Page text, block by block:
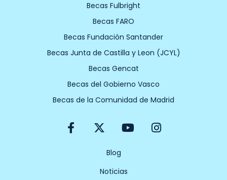
Becas Fulbright
Becas FARO
Becas Fundación Santander
Becas Junta de Castilla y Leon (JCYL)
Becas Gencat
Becas del Gobierno Vasco
Becas de la Comunidad de Madrid
F
a
X
-
w
i
Y
o
u
I
n
Blog
Noticias